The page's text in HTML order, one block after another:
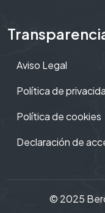
Aviso Legal
Política de
Política de cookies
Declaración de
© 2025